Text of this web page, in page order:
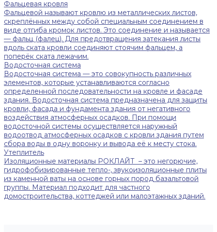
Фальцевая кровля
Фальцевой называют кровлю из металлических листов,
скреплённых между собой специальным соединением в
виде отгиба кромок листов. Это соединение и называется
— фальц (фалец). Для предотвращения затекания листы
вдоль ската кровли соединяют стоячим фальцем, а
поперёк ската лежачим.
Водосточная система
Водосточная система — это совокупность различных
элементов, которые устанавливаются согласно
определенной последовательности на кровле и фасаде
здания. Водосточная система предназначена для защиты
кровли, фасада и фундамента здания от негативного
воздействия атмосферных осадков. При помощи
водосточной системы осуществляется наружный
водоотвод атмосферных осадков с кровли здания путем
сбора воды в одну воронку и вывода её к месту стока.
Утеплитель
Изоляционные материалы РОКЛАЙТ – это негорючие,
гидрофобизированные тепло-, звукоизоляционные плиты
из каменной ваты на основе горных пород базальтовой
группы. Материал подходит для частного
домостроительства, коттеджей или малоэтажных зданий.